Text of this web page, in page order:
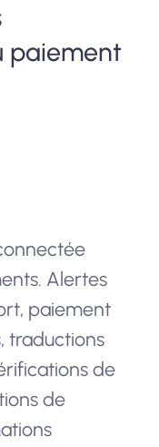
paiement
Alertes
paiement
traductions
de
de